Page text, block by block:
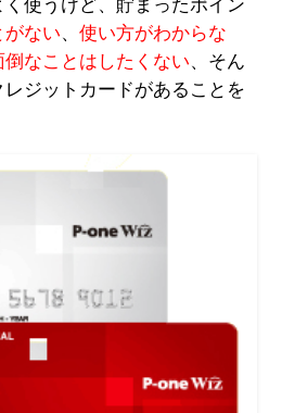
使うけど、貯まったポイン
がない、 使い方がわからな
倒なことはしたくない、そん
ジットカードがあることを